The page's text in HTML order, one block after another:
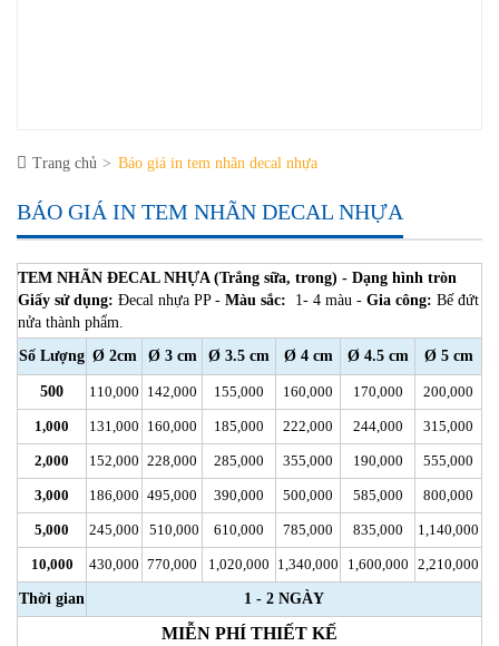
Trang chủ Báo giá in tem nhãn decal nhựa
BÁO GIÁ IN TEM NHÃN DECAL NHỰA
TEM NHÃN ĐECAL NHỰA (Trắng sữa, trong) - Dạng hình tròn
Giấy sử dụng: Đecal nhựa PP - Màu sắc: 1- 4 màu - Gia công: Bế đứt
nửa thành phẩm.
Số Lượng Ø 2cm Ø 3 cm Ø 3.5 cm Ø 4 cm Ø 4.5 cm Ø 5 cm
500 110,000 142,000 155,000 160,000 170,000 200,000
1,000 131,000 160,000 185,000 222,000 244,000 315,000
2,000 152,000 228,000 285,000 355,000 190,000 555,000
3,000 186,000 495,000 390,000 500,000 585,000 800,000
5,000 245,000 510,000 610,000 785,000 835,000 1,140,000
10,000 430,000 770,000 1,020,000 1,340,000 1,600,000 2,210,000
Thời gian 1 - 2 NGÀY
MIỄN PHÍ THIẾT KẾ